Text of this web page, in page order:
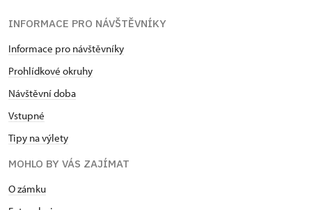
INFORMACE PRO NÁVŠTĚVNÍKY
Informace pro návštěvníky
Prohlídkové okruhy
Návštěvní doba
Vstupné
Tipy na výlety
MOHLO BY VÁS ZAJÍMAT
O zámku